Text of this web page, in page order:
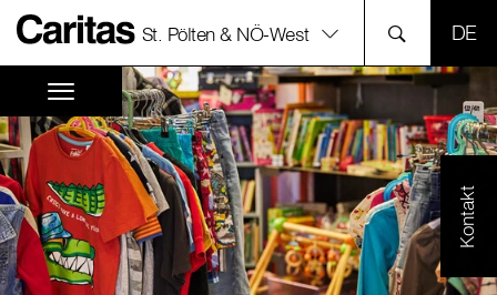
St. Pölten & NÖ-West
Kontakt